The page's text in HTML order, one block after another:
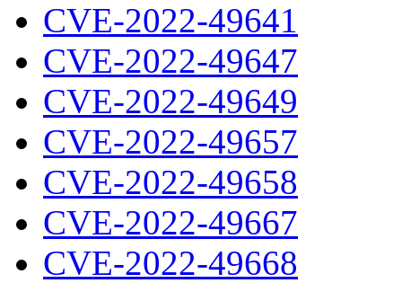
CVE-2022-49641
CVE-2022-49647
CVE-2022-49649
CVE-2022-49657
CVE-2022-49658
CVE-2022-49667
CVE-2022-49668